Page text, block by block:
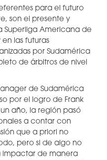
para el futuro
son el presente y
Superliga Americana de
en las futuras
por Sudamérica
de árbitros de nivel
de Sudamérica
por el logro de Frank
un año, la región pasó
a contar con
que a priori no
pero si de algo no
impactar de manera